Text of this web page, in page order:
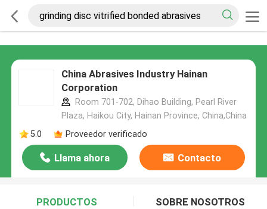
China Abrasives Industry Hainan
Corporation
Room 701-702, Dihao Building, Pearl River
Plaza, Haikou City, Hainan Province, China,China
5.0
Proveedor verificado
Llama ahora Contacto
PRODUCTOS SOBRE NOSOTROS